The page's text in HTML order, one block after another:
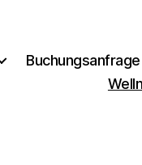
Buchungsanfrage